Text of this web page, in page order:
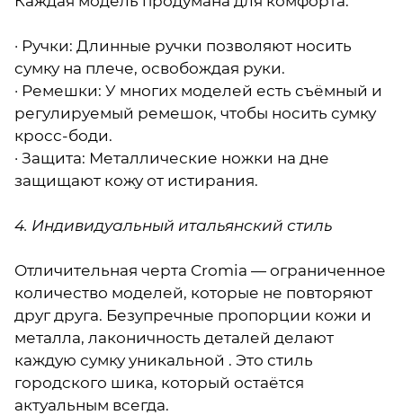
· Ручки: Длинные ручки позволяют носить
сумку на плече, освобождая руки.
· Ремешки: У многих моделей есть съёмный и
регулируемый ремешок, чтобы носить сумку
кросс-боди.
· Защита: Металлические ножки на дне
защищают кожу от истирания.
4. Индивидуальный итальянский стиль
Отличительная черта Cromia — ограниченное
количество моделей, которые не повторяют
друг друга. Безупречные пропорции кожи и
металла, лаконичность деталей делают
каждую сумку уникальной . Это стиль
городского шика, который остаётся
актуальным всегда.